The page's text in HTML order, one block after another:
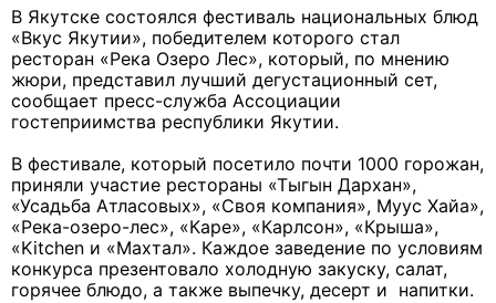
В Якутске состоялся фестиваль национальных блюд
«Вкус Якутии», победителем которого стал
ресторан «Река Озеро Лес», который, по мнению
жюри, представил лучший дегустационный сет,
сообщает пресс-служба Ассоциации
гостеприимства республики Якутии.
В фестивале, который посетило почти 1000 горожан,
приняли участие рестораны «Тыгын Дархан»,
«Усадьба Атласовых», «Своя компания», Муус Хайа»,
«Река-озеро-лес», «Каре», «Карлсон», «Крыша»,
«Kitchen и «Махтал». Каждое заведение по условиям
конкурса презентовало холодную закуску, салат,
горячее блюдо, а также выпечку, десерт и напитки.